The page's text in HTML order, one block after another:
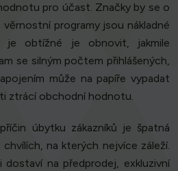
pro účast. Značky by se o
programy jsou nákladné
je obtížné je obnovit, jakmile
se silným počtem přihlášených,
může na papíře vypadat
ztrácí obchodní hodnotu.
úbytku zákazníků je špatná
na kterých nejvíce záleží.
dostaví na předprodej, exkluzivní